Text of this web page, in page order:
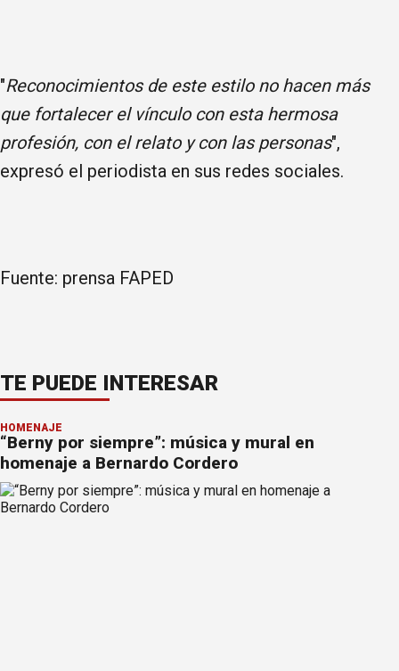
"Reconocimientos de este estilo no hacen más
que fortalecer el vínculo con esta hermosa
profesión, con el relato y con las personas",
expresó el periodista en sus redes sociales.
Fuente: prensa FAPED
TE PUEDE INTERESAR
HOMENAJE
“Berny por siempre”: música y mural en
homenaje a Bernardo Cordero